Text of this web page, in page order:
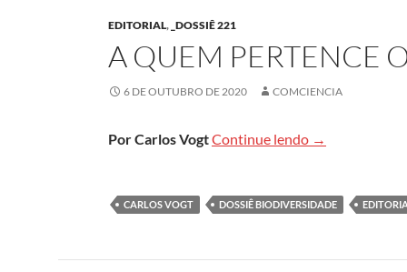
EDITORIAL, _DOSSIÊ 221
A QUEM PERTENCE
6 DE OUTUBRO DE 2020 COMCIENCIA
Por Carlos VogtContinue lendo A quem
→
CARLOS VOGT DOSSIÊ BIODIVERSIDADE